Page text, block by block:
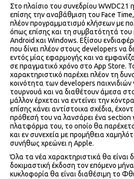
Στο πλαίσιο του συνεδρίου WWDC21
επίσης την αναβάθμιση του Face Time,
πλέον προγραμματισμό κλήσεων με
όπως επίσης και τη συμβατότητά του
Android και Windows. Εξίσου
που δίνει πλέον στους developers να
εντός μίας εφαρμογής και να
σε πραγματικό χρόνο στο App Store.
χαρακτηριστικό παρέχει πλέον τη
κοινότητα των developers
τουρνουά και να διαθέτουν άμεσα
μάλλον έρχεται να εντείνει την
επίσης κάνει αντίστοιχα σχέδια,
πρόθεσή του να λανσάρει ένα section
πλατφόρμα του, το οποίο θα
και εν συνεχεία με προμήθεια
συνήθως χρεώνει η Apple.
Όλα τα νέα χαρακτηριστικά θα είναι
δοκιμαστική έκδοση τον επόμενο
κυκλοφορία θα είναι διαθέσιμη το